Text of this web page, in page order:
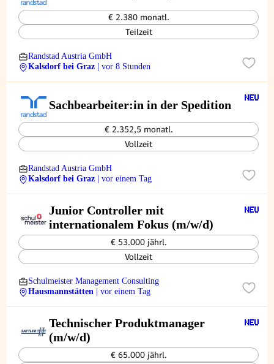
€ 2.380 monatl.
Teilzeit
Randstad Austria GmbH
Kalsdorf bei Graz
| vor 8 Stunden
Sachbearbeiter:in in der Spedition
€ 2.352,5 monatl.
Vollzeit
Randstad Austria GmbH
Kalsdorf bei Graz
| vor einem Tag
Junior Controller mit
internationalem Fokus (m/w/d)
€ 53.000 jährl.
Vollzeit
Schulmeister Management Consulting
Hausmannstätten
| vor einem Tag
Technischer Produktmanager
(m/w/d)
€ 65.000 jährl.